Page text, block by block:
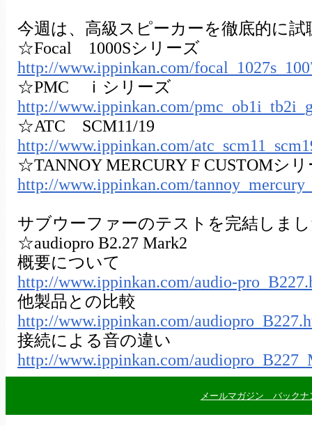
今週は、高級スピーカーを徹底的に
☆Focal 1000Sシリーズ
http://www.ippinkan.com/
☆PMC ｉシリーズ
http://www.ippinkan.com/
☆ATC SCM11/19
http://www.ippinkan.com/
☆TANNOY MERCURY F CUSTOMシ
http://www.ippinkan.com/
サブウーファーのテストを完結しま
☆audiopro B2.27 Mark2
概要について
http://www.ippinkan.com/audio-
他製品との比較
http://www.ippinkan.com/
接続による音の違い
http://www.ippinkan.com/
メールマガジン バックナ